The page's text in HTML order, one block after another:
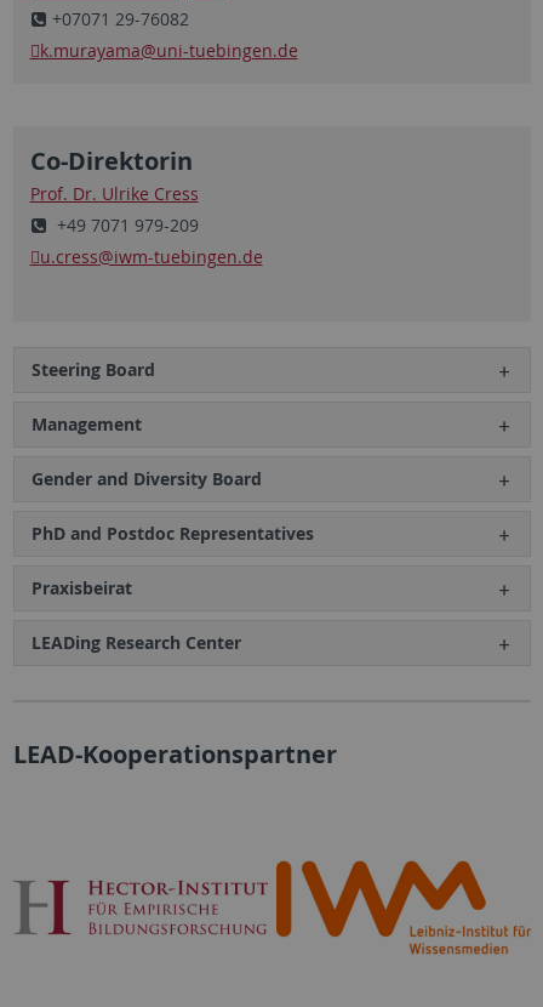
+07071 29-76082
k.murayama@uni-tuebingen.de
Co-Direktorin
Prof. Dr. Ulrike Cress
+49 7071 979-209
u.cress@iwm-tuebingen.de
Steering Board
Management
Gender and Diversity Board
PhD and Postdoc Representatives
Praxisbeirat
LEADing Research Center
LEAD-Kooperationspartner